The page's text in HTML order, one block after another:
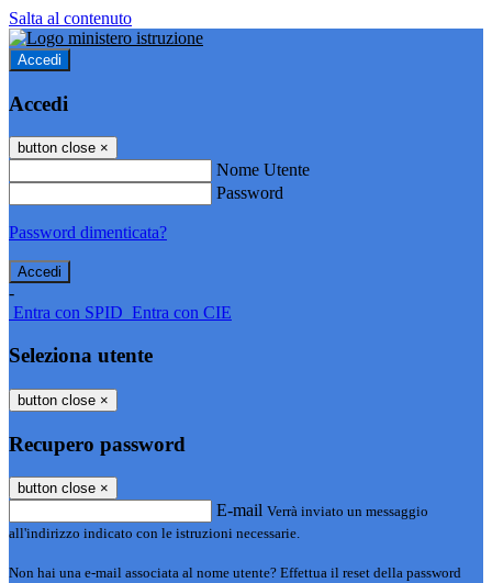
Salta al contenuto
Accedi
Accedi
button close ×
Nome Utente
Password
Password dimenticata?
-
Entra con SPID Entra con CIE
Seleziona utente
button close ×
Recupero password
button close ×
E-mail Verrà inviato un messaggio
all'indirizzo indicato con le istruzioni necessarie.
Non hai una e-mail associata al nome utente? Effettua il reset della password